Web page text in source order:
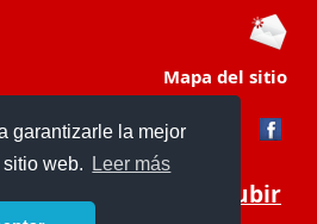
garantizarle la mejor
web.
Leer más
Mapa del sitio
Subir